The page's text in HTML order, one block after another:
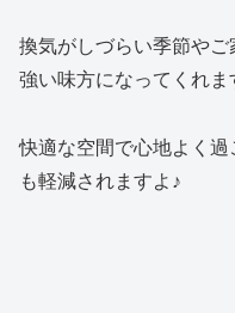
換気がしづらい季節や
強い味方になってくれま
快適な空間で心地よく
も軽減されますよ♪